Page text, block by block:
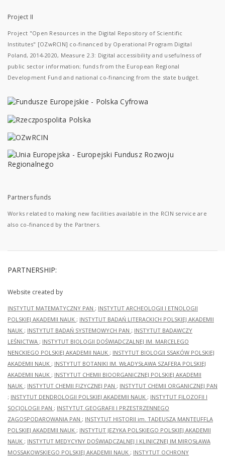
Project II
Project "Open Resources in the Digital Repository of Scientific
Institutes" [OZwRCIN] co-financed by Operational Program Digital
Poland, 2014-2020, Measure 2.3: Digital accessibility and usefulness of
public sector information; funds from the European Regional
Development Fund and national co-financing from the state budget.
Partners funds
Works related to making new facilities available in the RCIN service are
also co-financed by the Partners.
PARTNERSHIP:
Website created by
INSTYTUT MATEMATYCZNY PAN ; INSTYTUT ARCHEOLOGII I ETNOLOGII
POLSKIEJ AKADEMII NAUK ; INSTYTUT BADAŃ LITERACKICH POLSKIEJ AKADEMII
NAUK ; INSTYTUT BADAŃ SYSTEMOWYCH PAN ; INSTYTUT BADAWCZY
LEŚNICTWA ; INSTYTUT BIOLOGII DOŚWIADCZALNEJ IM. MARCELEGO
NENCKIEGO POLSKIEJ AKADEMII NAUK ; INSTYTUT BIOLOGII SSAKÓW POLSKIEJ
AKADEMII NAUK ; INSTYTUT BOTANIKI IM. WŁADYSŁAWA SZAFERA POLSKIEJ
AKADEMII NAUK ; INSTYTUT CHEMII BIOORGANICZNEJ POLSKIEJ AKADEMII
NAUK ; INSTYTUT CHEMII FIZYCZNEJ PAN ; INSTYTUT CHEMII ORGANICZNEJ PAN
; INSTYTUT DENDROLOGII POLSKIEJ AKADEMII NAUK ; INSTYTUT FILOZOFII I
SOCJOLOGII PAN ; INSTYTUT GEOGRAFII I PRZESTRZENNEGO
ZAGOSPODAROWANIA PAN ; INSTYTUT HISTORII im. TADEUSZA MANTEUFFLA
POLSKIEJ AKADEMII NAUK ; INSTYTUT JĘZYKA POLSKIEGO POLSKIEJ AKADEMII
NAUK ; INSTYTUT MEDYCYNY DOŚWIADCZALNEJ I KLINICZNEJ IM.MIROSŁAWA
MOSSAKOWSKIEGO POLSKIEJ AKADEMII NAUK ; INSTYTUT OCHRONY